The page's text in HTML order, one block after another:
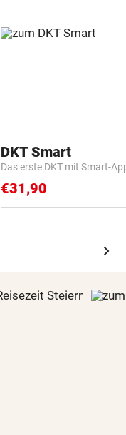
DKT Smart
Das erste DKT mit Smart-
€31,90
chevron_right